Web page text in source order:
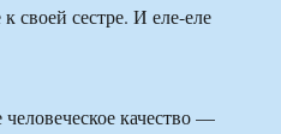
своей сестре. И еле-еле
качество —